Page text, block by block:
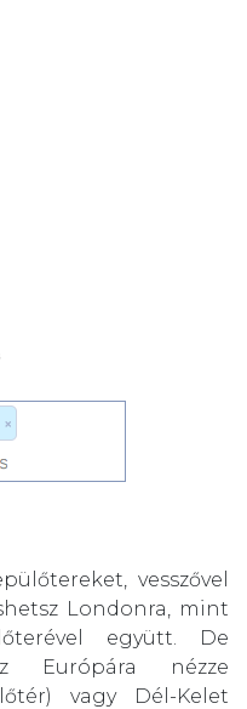
vesszővel
Londonra, mint
együtt. De
Európára nézze
vagy Dél-Kelet